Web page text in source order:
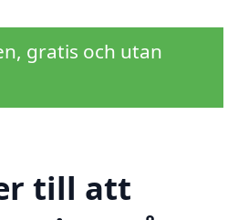
gratis och utan
till att